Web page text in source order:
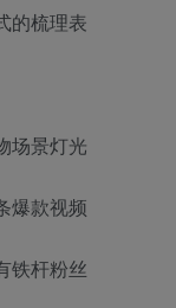
的梳理表
场景灯光
爆款视频
铁杆粉丝